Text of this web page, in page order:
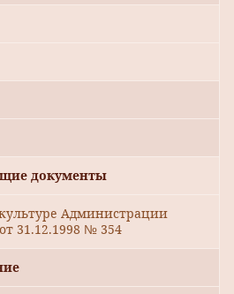
документы
Администрации
31.12.1998 № 354